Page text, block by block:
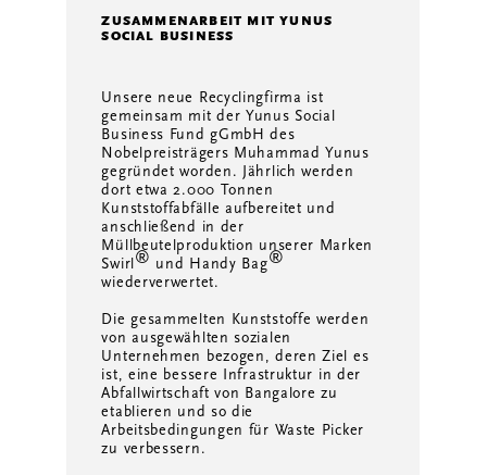
ZUSAMMENARBEIT MIT YUNUS
SOCIAL BUSINESS
Unsere neue Recyclingfirma ist
gemeinsam mit der Yunus Social
Business Fund gGmbH des
Nobelpreisträgers Muhammad Yunus
gegründet worden. Jährlich werden
dort etwa 2.000 Tonnen
Kunststoffabfälle aufbereitet und
anschließend in der
Müllbeutelproduktion unserer Marken
Swirl® und Handy Bag®
wiederverwertet.
Die gesammelten Kunststoffe werden
von ausgewählten sozialen
Unternehmen bezogen, deren Ziel es
ist, eine bessere Infrastruktur in der
Abfallwirtschaft von Bangalore zu
etablieren und so die
Arbeitsbedingungen für Waste Picker
zu verbessern.